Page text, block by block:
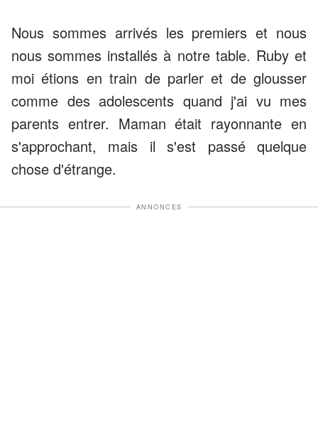
Nous sommes arrivés les premiers et nous
nous sommes installés à notre table. Ruby et
moi étions en train de parler et de glousser
comme des adolescents quand j'ai vu mes
parents entrer. Maman était rayonnante en
s'approchant, mais il s'est passé quelque
chose d'étrange.
ANNONCES